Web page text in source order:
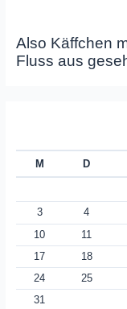
Also Käffchen
Fluss aus
M D
3
4
10
11
17
18
24
25
31